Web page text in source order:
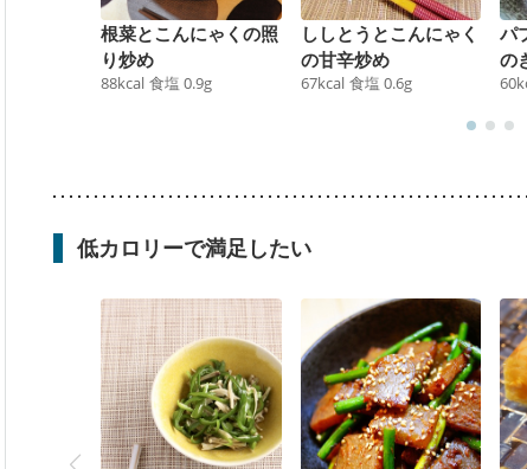
根菜とこんにゃくの照
り炒め
88kcal 食塩 0.9g
ししとうとこんにゃく
の甘辛炒め
67kcal 食塩 0.6g
パ
の
60
低カロリーで満足したい